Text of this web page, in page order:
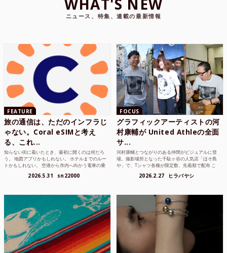
ニュース、特集、連載の最新情報
FEATURE
旅の通信は、ただのインフラじ
ゃない。Coral eSIMと考え
る、これ...
知らない街に着いたとき、最初に開くのは何だろ
う。 地図アプリかもしれない。 ホテルまでのルー
トかもしれない。 空港から市内へ向かう電車の乗
2026.5.31 sn22000
FOCUS
グラフィックアーティストの河
村康輔が United Athleの全面
サ...
河村康輔とつながりのある仲間がビジュアルに登
場。撮影場所となった千駄ヶ谷の人気店「ほそ島
や」で、Tシャツ各種が限定数、先着順で配布 こ
2026.2.27 ヒラバヤシ